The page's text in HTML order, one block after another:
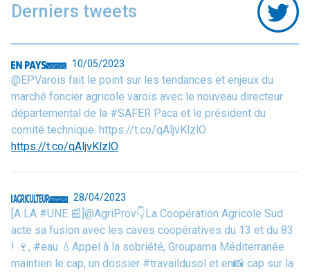
Derniers tweets
10/05/2023
@EPVarois fait le point sur les tendances et enjeux du
marché foncier agricole varois avec le nouveau directeur
départemental de la #SAFER Paca et le président du
comité technique. https://t.co/qAljvKlzlO
https://t.co/qAljvKlzlO
28/04/2023
[A LA #UNE 📰]@AgriProv👇La Coopération Agricole Sud
acte sa fusion avec les caves coopératives du 13 et du 83
! 🍷, #eau 💧Appel à la sobriété, Groupama Méditerranée
maintien le cap, un dossier #travaildusol et en📸 cap sur la